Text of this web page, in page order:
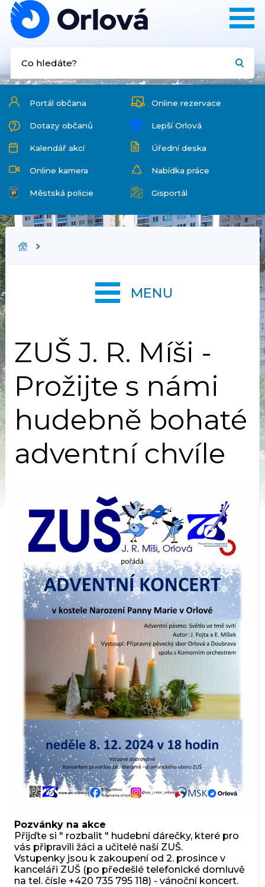
Portál občana Online rezervace
Dotazy občanů Lepší Orlová
Kalendář akcí Úřední deska
Online kamera Nabídka práce
Městská policie Gisportál
ZUŠ J. R. Míši -
Prožijte s námi
hudebně bohaté
adventní chvíle
Pozvánky na akce
Přijďte si " rozbalit " hudební dárečky, které pro
vás připravili žáci a učitelé naší ZUŠ.
Vstupenky jsou k zakoupení od 2. prosince v
kanceláři ZUŠ (po předešlé telefonické domluvě
na tel. čísle +420 735 795 118) - vánoční koncert.
MENU